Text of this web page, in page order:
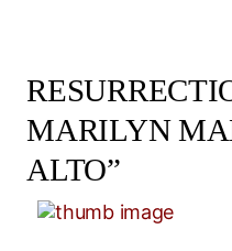
MARILYN
ALTO”